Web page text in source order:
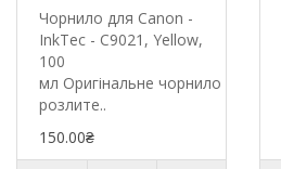
Чорнило для Canon -
InkTec - C9021, Yellow,
100
мл Оригінальне чорнило InkTec
розлите..
150.00₴